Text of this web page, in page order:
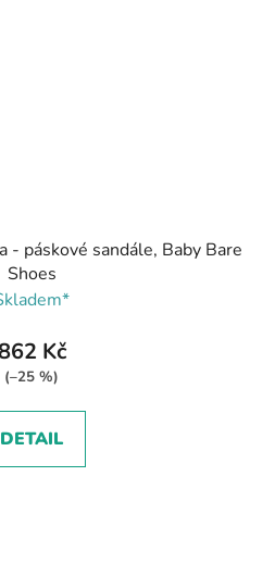
- páskové sandále, Baby Bare
Shoes
Kč
(–25 %)
DETAIL